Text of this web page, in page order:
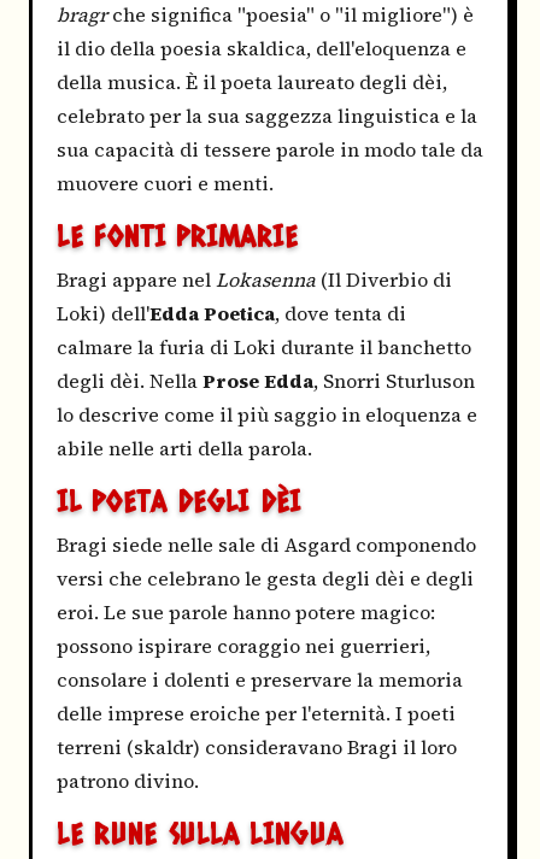
bragrche significa "poesia" o "il migliore") è
il dio della poesia skaldica, dell'eloquenza e
della musica. È il poeta laureato degli dèi,
celebrato per la sua saggezza linguistica e la
sua capacità di tessere parole in modo tale da
muovere cuori e menti.
LE FONTI PRIMARIE
Bragi appare nelLokasenna (Il Diverbio di
Loki) dell'Edda Poetica, dove tenta di
calmare la furia di Loki durante il banchetto
degli dèi. NellaProse Edda, Snorri Sturluson
lo descrive come il più saggio in eloquenza e
abile nelle arti della parola.
IL POETA DEGLI DÈI
Bragi siede nelle sale di Asgard componendo
versi che celebrano le gesta degli dèi e degli
eroi. Le sue parole hanno potere magico:
possono ispirare coraggio nei guerrieri,
consolare i dolenti e preservare la memoria
delle imprese eroiche per l'eternità. I poeti
terreni (skaldr) consideravano Bragi il loro
patrono divino.
LE RUNE SULLA LINGUA